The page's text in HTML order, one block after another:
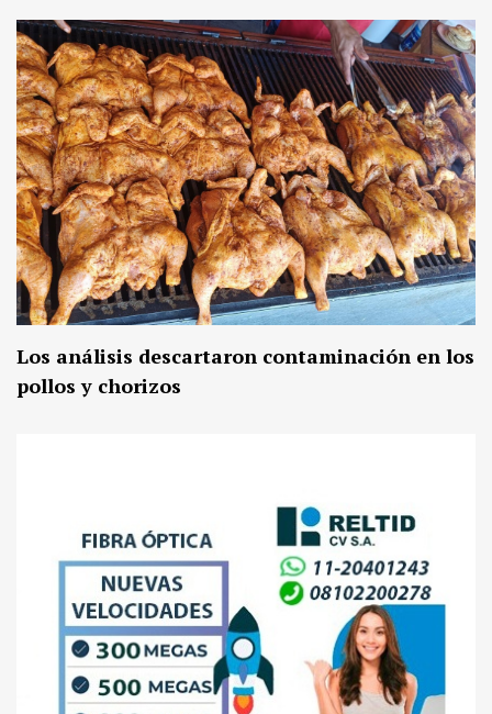
Los análisis descartaron contaminación en los
pollos y chorizos